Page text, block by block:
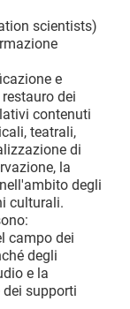
scientists)
e
dei
contenuti
teatrali,
di
la
degli
culturali.
campo dei
degli
e la
supporti